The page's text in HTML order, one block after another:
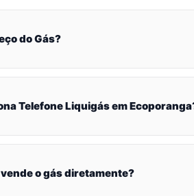
do Gás?
Telefone Liquigás em
o gás diretamente?